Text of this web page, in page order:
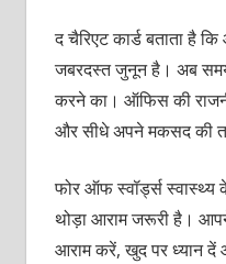
द चैरिएट कार्ड बताता है
जबरदस्त जुनून है। अब
करने का। ऑफिस की
और सीधे अपने मकसद की
फोर ऑफ स्वॉर्ड्स स्वास्थ्य
थोड़ा आराम जरूरी है।
आराम करें, खुद पर ध्यान